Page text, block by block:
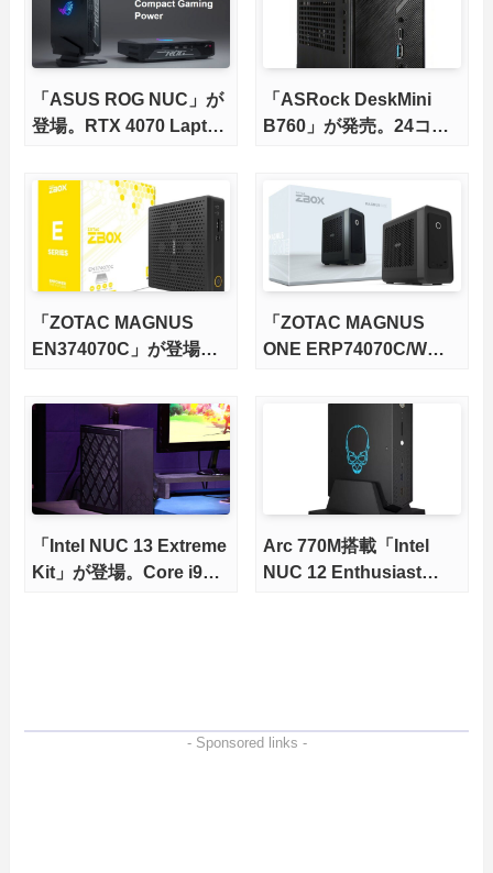
「ASUS ROG NUC」が
登場。RTX 4070 Laptop
PC
「ASRock DeskMini
B760」が発売。24コア
「ZOTAC MAGNUS
EN374070C」が登場。
搭載のベアボーンPC
「ZOTAC MAGNUS
ONE ERP74070C/W」
「Intel NUC 13 Extreme
Kit」が登場。Core i9
Arc 770M搭載「Intel
NUC 12 Enthusiast
- Sponsored links -